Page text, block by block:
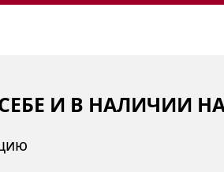
И В НАЛИЧИИ